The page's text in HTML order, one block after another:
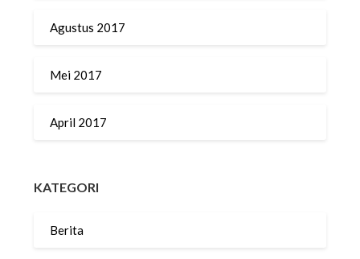
Agustus 2017
Mei 2017
April 2017
KATEGORI
Berita